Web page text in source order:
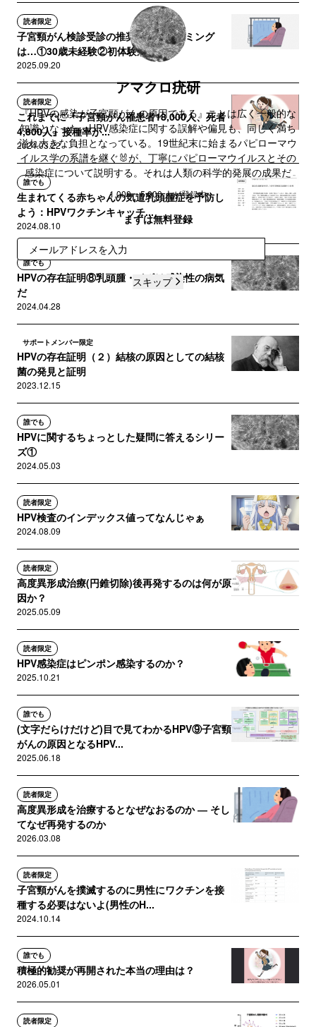
読者限定
子宮頸がん検診受診の推奨されるタイミング
は…①30歳未経験②初体験が早...
2025.09.20
読者限定
これまでに『子宮頸がん罹患者18,000人、死者
4,800人』接種率が...
2024.03.22
誰でも
生まれてくる赤ちゃんの気道乳頭腫症を予防し
よう：HPVワクチンキャッチ...
2024.08.10
誰でも
HPVの存在証明⑧乳頭腫・イボは感染性の病気
だ
2024.04.28
サポートメンバー限定
HPVの存在証明（２）結核の原因としての結核
菌の発見と証明
2023.12.15
誰でも
HPVに関するちょっとした疑問に答えるシリー
ズ①
2024.05.03
読者限定
HPV検査のインデックス値ってなんじゃぁ
2024.08.09
読者限定
高度異形成治療(円錐切除)後再発するのは何が原
因か？
2025.05.09
読者限定
HPV感染症はピンポン感染するのか？
2025.10.21
誰でも
(文字だらけだけど)目で見てわかるHPV⑨子宮頸
がんの原因となるHPV...
2025.06.18
読者限定
高度異形成を治療するとなぜなおるのか ― そし
てなぜ再発するのか
2026.03.08
読者限定
子宮頸がんを撲滅するのに男性にワクチンを接
種する必要はないよ(男性のH...
2024.10.14
誰でも
積極的勧奨が再開された本当の理由は？
2026.05.01
読者限定
アマクロ疣研
『HPVの感染が子宮頸がんの原因である』ことは広く一般的な
知識となった。HPV感染症に関する誤解や偏見も、同じく満ち
溢れ大きな負担となっている。19世紀末に始まるパピローマウ
イルス学の系譜を継ぐ🐰が、丁寧にパピローマウイルスとその
感染症について説明する。それは人類の科学的発展の成果だ
1,000 ~ 5,000 人が登録中
まずは無料登録
スキップ